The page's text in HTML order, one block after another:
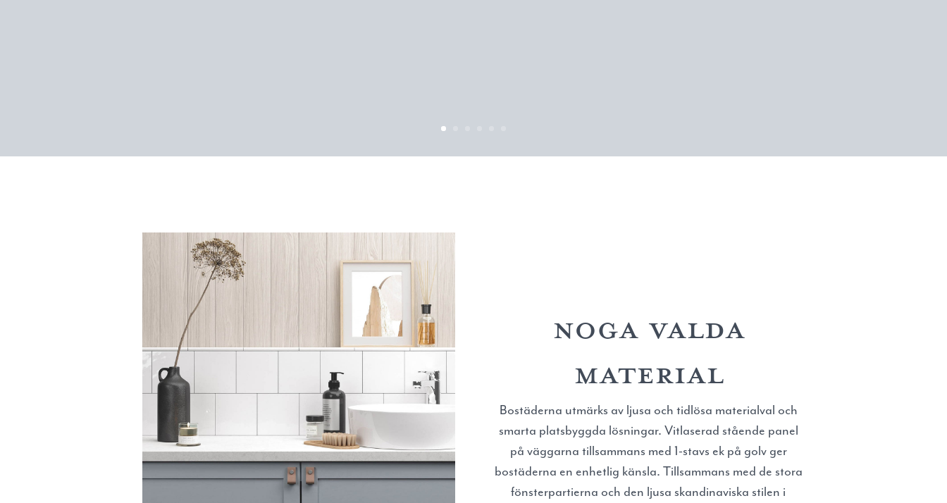
NOGA VALDA
MATERIAL
Bostäderna utmärks av ljusa och tidlösa materialval och
smarta platsbyggda lösningar. Vitlaserad stående panel
på väggarna tillsammans med 1-stavs ek på golv ger
bostäderna en enhetlig känsla. Tillsammans med de stora
fönsterpartierna och den ljusa skandinaviska stilen i